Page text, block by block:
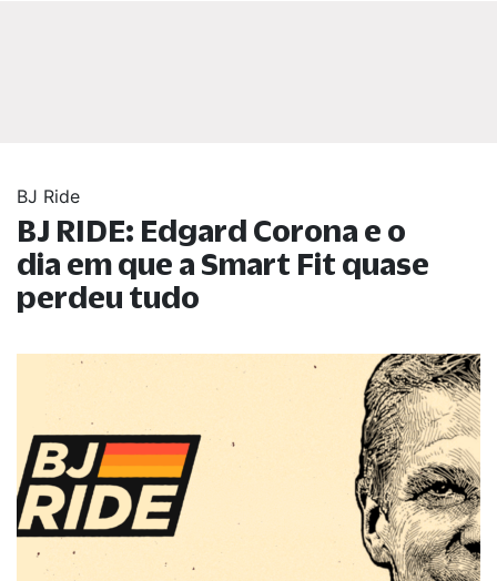
BJ Ride
BJ RIDE: Edgard Corona e o
dia em que a Smart Fit quase
perdeu tudo